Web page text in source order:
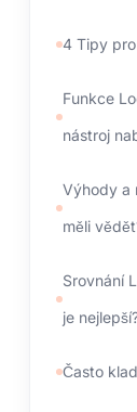
4 Tipy
Funkce
nástroj
Výhody a
měli
Srovnání
je
Často